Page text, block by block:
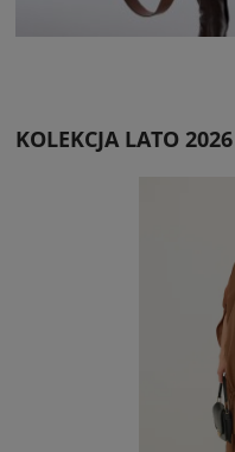
KOLEKCJA LATO 2026